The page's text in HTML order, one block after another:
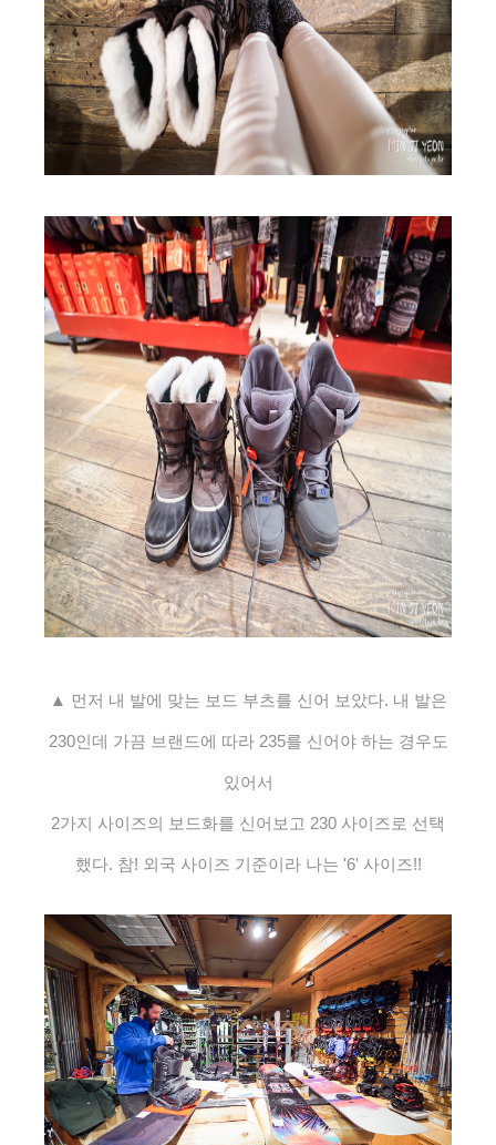
▲ 먼저 내 발에 맞는 보드 부츠를 신어 보았다. 내 발은
230인데 가끔 브랜드에 따라 235를 신어야 하는 경우도
있어서
2가지 사이즈의 보드화를 신어보고 230 사이즈로 선택
했다. 참! 외국 사이즈 기준이라 나는 '6' 사이즈!!